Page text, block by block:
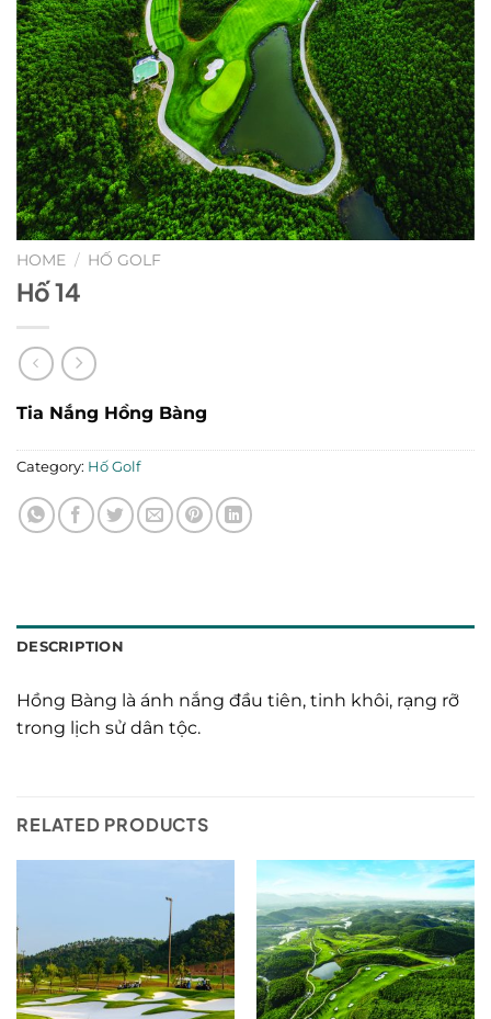
HOME / HỐ GOLF
Hố 14
Tia Nắng Hồng Bàng
Category: Hố Golf
DESCRIPTION
Hồng Bàng là ánh nắng đầu tiên, tinh khôi, rạng rỡ
trong lịch sử dân tộc.
RELATED PRODUCTS